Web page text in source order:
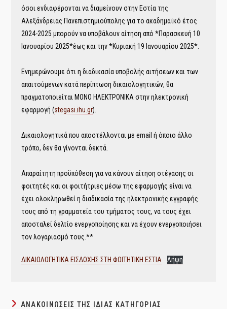
όσοι ενδιαφέρονται να διαμείνουν στην Εστία της
Αλεξάνδρειας Πανεπιστημιούπολης για το ακαδημαϊκό έτος
2024-2025 μπορούν να υποβάλουν αίτηση από *Παρασκευή 10
Ιανουαρίου 2025*έως και την *Κυριακή 19 Ιανουαρίου 2025*.
Ενημερώνουμε ότι η διαδικασία υποβολής αιτήσεων και των
απαιτούμενων κατά περίπτωση δικαιολογητικών, θα
πραγματοποιείται ΜΟΝΟ ΗΛΕΚΤΡΟΝΙΚΑ στην ηλεκτρονική
εφαρμογή (stegasi.ihu.gr).
Δικαιολογητικά που αποστέλλονται με email ή όποιο άλλο
τρόπο, δεν θα γίνονται δεκτά.
Απαραίτητη προϋπόθεση για να κάνουν αίτηση στέγασης οι
φοιτητές και οι φοιτήτριες μέσω της εφαρμογής είναι να
έχει ολοκληρωθεί η διαδικασία της ηλεκτρονικής εγγραφής
τους από τη γραμματεία του τμήματος τους, να τους έχει
αποσταλεί δελτίο ενεργοποίησης και να έχουν ενεργοποιήσει
τον λογαριασμό τους.**
ΔΙΚΑΙΟΛΟΓΗΤΙΚΑ ΕΙΣΔΟΧΗΣ ΣΤΗ ΦΟΙΤΗΤΙΚΗ ΕΣΤΙΑ Λήψη
ΑΝΑΚΟΙΝΏΣΕΙΣ ΤΗΣ ΊΔΙΑΣ ΚΑΤΗΓΟΡΊΑΣ